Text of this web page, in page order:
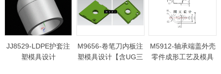
JJ8529-LDPE护套注
塑模具设计
M9656-卷笔刀内板注
塑模具设计【含UG三
M5912-轴承端盖外壳
零件成形工艺及模具